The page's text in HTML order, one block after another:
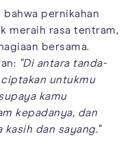
pernikahan
meraih rasa tentram,
bersama.
"Di antara tanda-
ciptakan untukmu
kamu
kepadanya, dan
dan sayang."